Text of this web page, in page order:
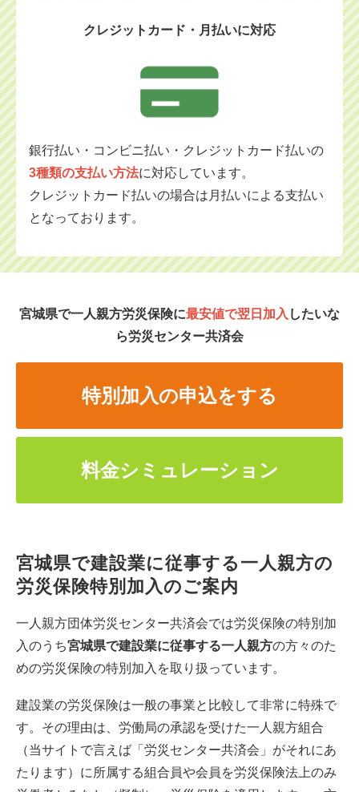
クレジットカード・月払いに対応
銀行払い・コンビニ払い・クレジットカード払いの
3種類の支払い方法に対応しています。
クレジットカード払いの場合は月払いによる支払い
となっております。
宮城県で一人親方労災保険に最安値で翌日加入 したいな
ら労災センター共済会
特別加入の申込をする
料金シミュレーション
宮城県で建設業に従事する一人親方の
労災保険特別加入のご案内
一人親方団体労災センター共済会では労災保険の特別加
入のうち宮城県で建設業に従事する一人親方の方々のた
めの労災保険の特別加入を取り扱っています。
建設業の労災保険は一般の事業と比較して非常に特殊で
す。その理由は、労働局の承認を受けた一人親方組合
（当サイトで言えば「労災センター共済会」がそれにあ
たります）に所属する組合員や会員を労災保険法上のみ